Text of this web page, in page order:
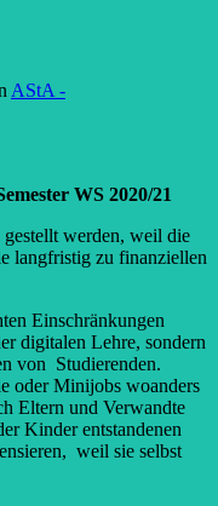
AStA -
WS 2020/21
werden, weil die
langfristig zu finanziellen
Einschränkungen
digitalen Lehre, sondern
von Studierenden.
oder Minijobs woanders
Eltern und Verwandte
Kinder entstandenen
weil sie selbst